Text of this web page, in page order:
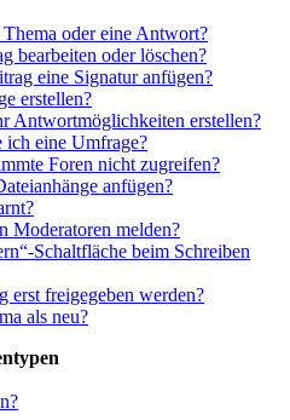
oder eine Antwort?
bearbeiten oder löschen?
eine Signatur anfügen?
erstellen?
Antwortmöglichkeiten erstellen?
ich eine Umfrage?
Foren nicht zugreifen?
anfügen?
Moderatoren melden?
Schaltfläche beim Schreiben
erst freigegeben werden?
als neu?